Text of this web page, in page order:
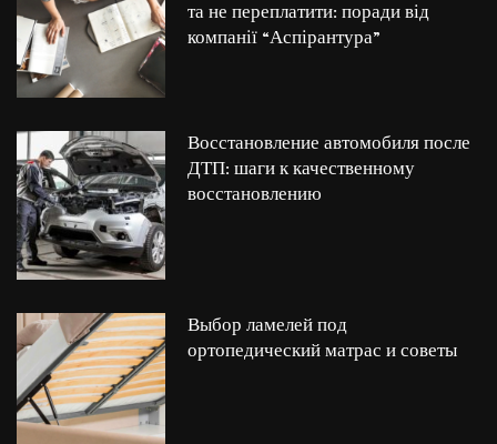
та не переплатити: поради від
компанії “Аспірантура”
Восстановление автомобиля после
ДТП: шаги к качественному
восстановлению
Выбор ламелей под
ортопедический матрас и советы